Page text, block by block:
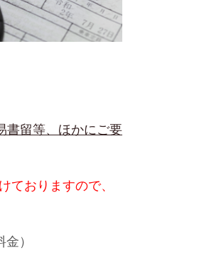
書留等、ほかにご要
おりますので、
）